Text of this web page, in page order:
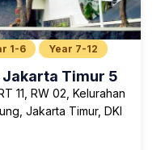
1-6 Year 7-12
Jakarta Timur 5
11, RW 02, Kelurahan
Jakarta Timur, DKI